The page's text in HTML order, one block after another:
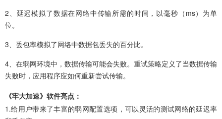
2、延迟模拟了数据在网络中传输所需的时间，以毫秒（ms）为单
位。
3、丢包率模拟了网络中数据包丢失的百分比。
4、在弱网环境中，数据传输可能会失败。重试策略定义了当数据传输
失败时，应用程序应如何重新尝试传输。
《牢大加速》软件亮点：
1.给用户带来了丰富的弱网配置选项，可以灵活的测试网络的延迟率